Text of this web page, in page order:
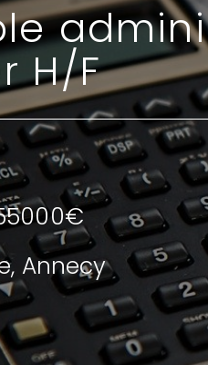
H/F
, Annecy